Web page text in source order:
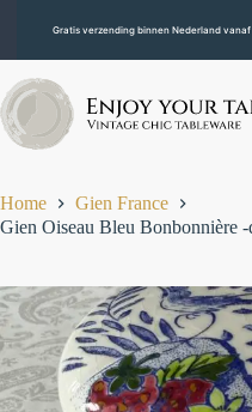
Gratis verzending binnen Nederland
Home
Gien France
Gien Oiseau Bleu Bonbonnière -